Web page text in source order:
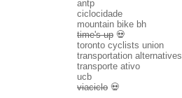
antp
ciclocidade
mountain bike bh
time's up 💀
toronto cyclists union
transportation alternatives
transporte ativo
ucb
viaciclo 💀